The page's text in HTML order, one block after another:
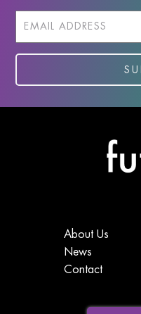
About Us
News
Contact